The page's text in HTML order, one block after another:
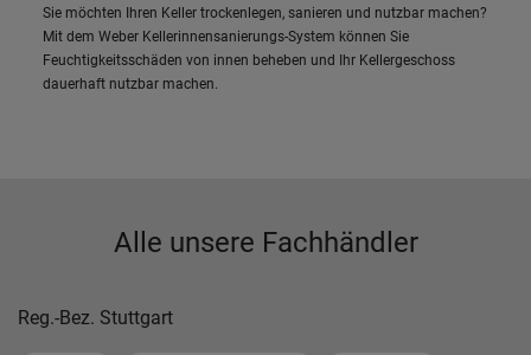
Sie möchten Ihren Keller trockenlegen, sanieren und nutzbar machen?
Mit dem Weber Kellerinnensanierungs-System können Sie
Feuchtigkeitsschäden von innen beheben und Ihr Kellergeschoss
dauerhaft nutzbar machen.
Alle unsere Fachhändler
Reg.-Bez. Stuttgart